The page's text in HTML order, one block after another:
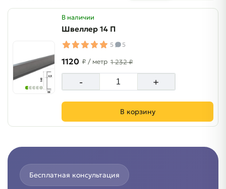
В наличии
Швеллер 14 П
5 5
1120 ₽ / метр 1 232 ₽
- +
В корзину
Бесплатная консультация